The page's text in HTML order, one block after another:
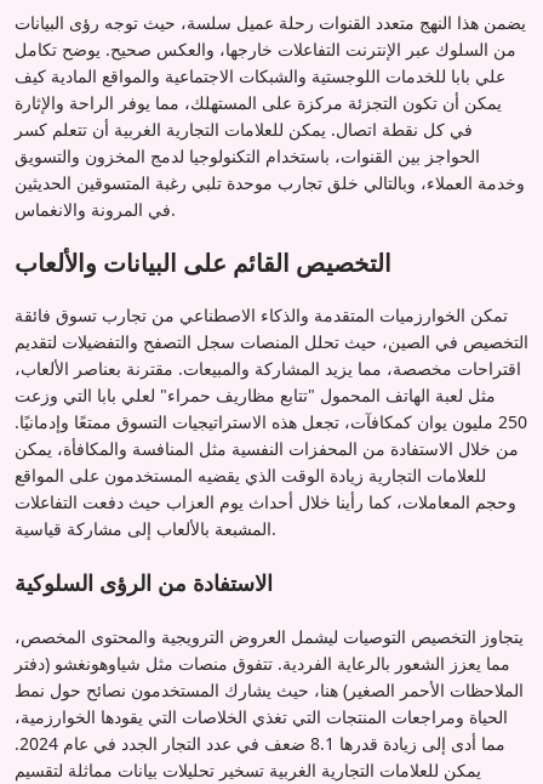
يضمن هذا النهج متعدد القنوات رحلة عميل سلسة، حيث توجه رؤى البيانات
من السلوك عبر الإنترنت التفاعلات خارجها، والعكس صحيح. يوضح تكامل
علي بابا للخدمات اللوجستية والشبكات الاجتماعية والمواقع المادية كيف
يمكن أن تكون التجزئة مركزة على المستهلك، مما يوفر الراحة والإثارة
في كل نقطة اتصال. يمكن للعلامات التجارية الغربية أن تتعلم كسر
الحواجز بين القنوات، باستخدام التكنولوجيا لدمج المخزون والتسويق
وخدمة العملاء، وبالتالي خلق تجارب موحدة تلبي رغبة المتسوقين الحديثين
في المرونة والانغماس.
التخصيص القائم على البيانات والألعاب
تمكن الخوارزميات المتقدمة والذكاء الاصطناعي من تجارب تسوق فائقة
التخصيص في الصين، حيث تحلل المنصات سجل التصفح والتفضيلات لتقديم
اقتراحات مخصصة، مما يزيد المشاركة والمبيعات. مقترنة بعناصر الألعاب،
مثل لعبة الهاتف المحمول "تتابع مظاريف حمراء" لعلي بابا التي وزعت
250 مليون يوان كمكافآت، تجعل هذه الاستراتيجيات التسوق ممتعًا وإدمانيًا.
من خلال الاستفادة من المحفزات النفسية مثل المنافسة والمكافأة، يمكن
للعلامات التجارية زيادة الوقت الذي يقضيه المستخدمون على المواقع
وحجم المعاملات، كما رأينا خلال أحداث يوم العزاب حيث دفعت التفاعلات
المشبعة بالألعاب إلى مشاركة قياسية.
الاستفادة من الرؤى السلوكية
يتجاوز التخصيص التوصيات ليشمل العروض الترويجية والمحتوى المخصص،
مما يعزز الشعور بالرعاية الفردية. تتفوق منصات مثل شياوهونغشو (دفتر
الملاحظات الأحمر الصغير) هنا، حيث يشارك المستخدمون نصائح حول نمط
الحياة ومراجعات المنتجات التي تغذي الخلاصات التي يقودها الخوارزمية،
مما أدى إلى زيادة قدرها 8.1 ضعف في عدد التجار الجدد في عام 2024.
يمكن للعلامات التجارية الغربية تسخير تحليلات بيانات مماثلة لتقسيم